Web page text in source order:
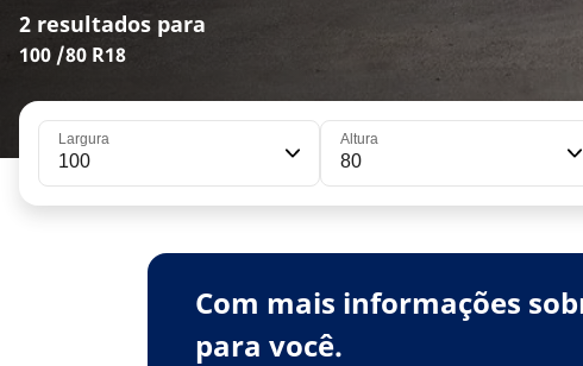
2 resultados para
100 /80 R18
Largura
100
Altura
80
Com mais informações
para você.